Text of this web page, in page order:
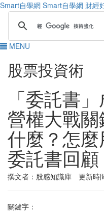
Smart自學網 Smart自學網 財經
MENU
股票投資術
「委託書
營權大戰
什麼？怎
委託書回顧
撰文者：股感知識庫 更新時
關鍵字：